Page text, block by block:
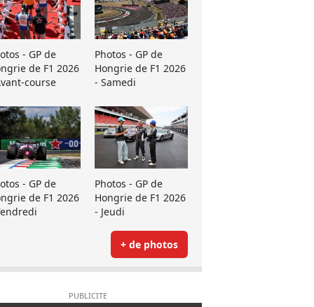
- GP de
de F1 2026
course
Photos - GP de
Hongrie de F1 2026
- Samedi
- GP de
de F1 2026
Photos - GP de
Hongrie de F1 2026
- Jeudi
+ de photos